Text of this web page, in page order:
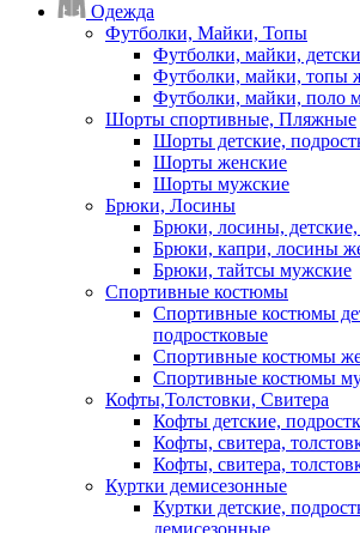
Одежда
Футболки, Майки, Топы
Футболки, майки,
Футболки, майки, топы
Футболки, майки, поло
Шорты спортивные, Пляжные
Шорты детские,
Шорты женские
Шорты мужские
Брюки, Лосины
Брюки, лосины,
Брюки, капри, лосины
Брюки, тайтсы мужские
Спортивные костюмы
Спортивные костюмы
подростковые
Спортивные костюмы
Спортивные костюмы
Кофты,Толстовки, Свитера
Кофты детские,
Кофты, свитера,
Кофты, свитера,
Куртки демисезонные
Куртки детские,